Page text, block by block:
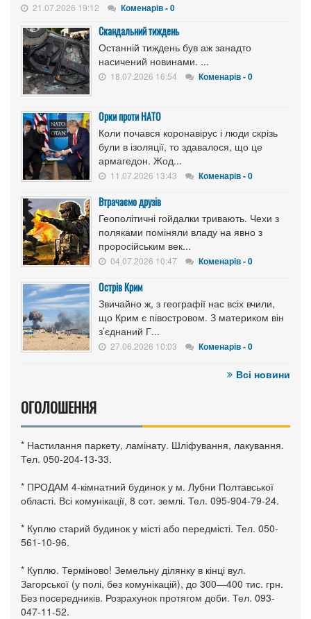
21.07.2026 19:12 Коменарів - 0
Скандальний тиждень
Останній тиждень був аж занадто
насичений новинами. ...
18.07.2026 16:54 Коменарів - 0
Орки проти НАТО
Коли почався коронавірус і люди скрізь
були в ізоляції, то здавалося, що це
армагедон. Жод...
11.07.2026 13:43 Коменарів - 0
Втрачаємо друзів
Геополітичні гойдалки тривають. Чехи з
поляками поміняли владу на явно з
проросійським век...
04.07.2026 10:47 Коменарів - 0
Острів Крим
Звичайно ж, з географії нас всіх вчили,
що Крим є півостровом. З материком він
з’єднаний Г...
27.06.2026 10:03 Коменарів - 0
Всі новини
ОГОЛОШЕННЯ
* Настилання паркету, ламінату. Шліфування, лакування.
Тел. 050-204-13-33.
* ПРОДАМ 4-кімнатний будинок у м. Лубни Полтавської
області. Всі комунікації, 8 сот. землі. Тел. 095-904-79-24.
* Куплю старий будинок у місті або передмісті. Тел. 050-
561-10-96.
* Куплю. Терміново! Земельну ділянку в кінці вул.
Загорської (у полі, без комунікацій), до 300—400 тис. грн.
Без посередників. Розрахунок протягом доби. Тел. 093-
047-11-52.